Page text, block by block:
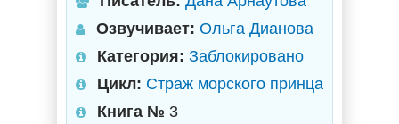
Озвучивает: Ольга Дианова
Категория: Заблокировано
Цикл: Страж морского принца
Книга № 3